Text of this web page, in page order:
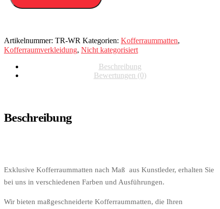
Artikelnummer: TR-WR Kategorien: Kofferraummatten,
Kofferraumverkleidung, Nicht kategorisiert
Beschreibung
Bewertungen (0)
Beschreibung
Exklusive Kofferraummatten nach Maß aus Kunstleder, erhalten Sie
bei uns in verschiedenen Farben und Ausführungen.
Wir bieten maßgeschneiderte Kofferraummatten, die Ihren